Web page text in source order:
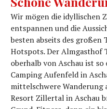
Wir mögen die idyllischen
entspannen und die
besten abseits des großen
Hotspots. Der
oberhalb von Aschau ist so
Camping Aufenfeld in
mittelschwere Wanderung
Resort Zillertal in Aschau